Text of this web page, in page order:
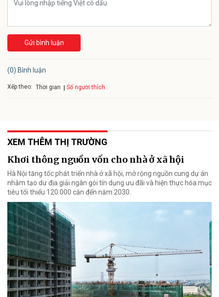
Gửi bình luận
(0) Bình luận
Xếp theo: Thời gian Số người thích
XEM THÊM THỊ TRƯỜNG
Khơi thông nguồn vốn cho nhà ở xã hội
Hà Nội tăng tốc phát triển nhà ở xã hội, mở rộng nguồn cung dự án
nhằm tạo dư địa giải ngân gói tín dụng ưu đãi và hiện thực hóa mục
tiêu tối thiểu 120.000 căn đến năm 2030.